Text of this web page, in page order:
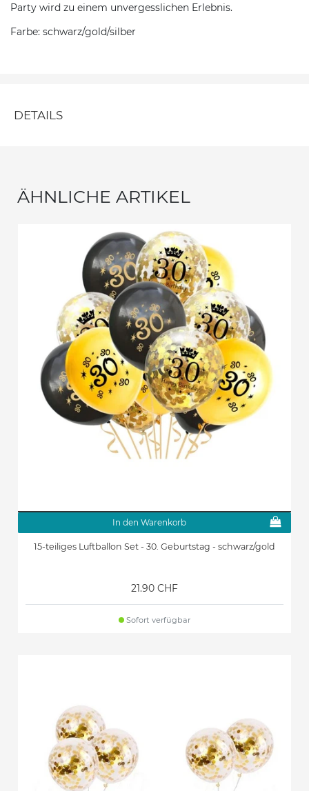
Party wird zu einem unvergesslichen Erlebnis.
Farbe: schwarz/gold/silber
DETAILS
ÄHNLICHE ARTIKEL
In den Warenkorb
15-teiliges Luftballon Set - 30. Geburtstag - schwarz/gold
21.90 CHF
Sofort verfügbar